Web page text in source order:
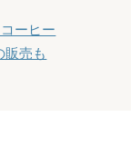
ーヒー
販売も